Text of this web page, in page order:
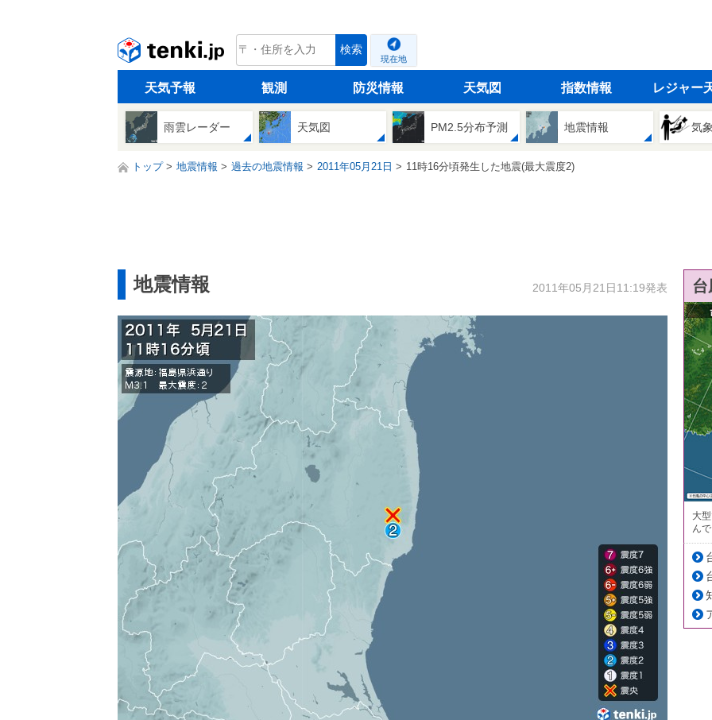
tenki.jp 検索
現在地
天気予報 観測 防災情報 天気図 指数情報 レジャー
雨雲レーダー 天気図 PM2.5分布予測 地震情報 気
トップ 地震情報 過去の地震情報 2011年05月21日 11時16分頃発生した地震(最大震度2)
地震情報 2011年05月21日11:19発表
大
ん